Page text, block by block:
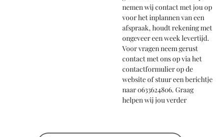
nemen wij contact met jou op
voor het inplannen van een
afspraak, houdt rekening met
ongeveer een week levertijd.
Voor vragen neem gerust
contact met ons op via het
contactformulier op de
website of stuur een berichtje
naar 0633624806. Graag
helpen wij jou verder